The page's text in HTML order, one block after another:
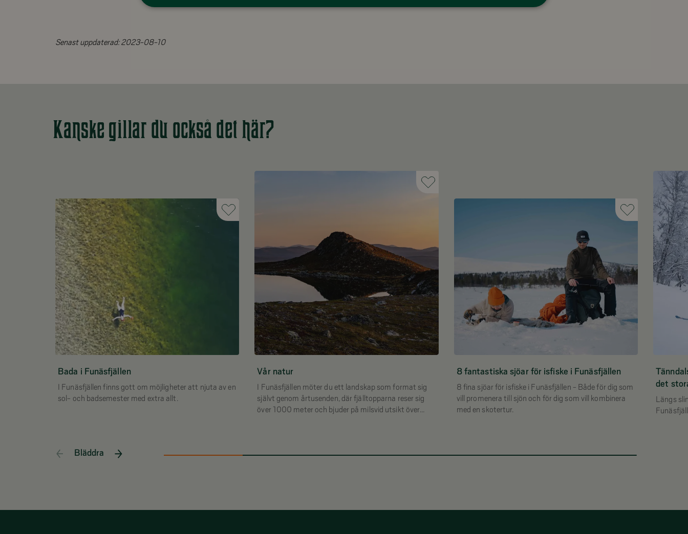
Senast uppdaterad:2023-08-10
Kanske gillar du också det här?
Bada i Funäsfjällen
I Funäsfjällen finns gott om möjligheter att njuta av en
Vår natur
I Funäsfjällen möter du ett landskap som format sig
självt genom årtusenden, där fjälltopparna reser sig
över 1000 meter och bjuder på milsvid utsikt över
8 fantastiska sjöar för isfiske i Funäsfjällen
8 fina sjöar för isfiske i Funäsfjällen - Både för dig som
vill promenera till sjön och för dig som vill kombinera
med en skotertur.
det
Längs
Bläddra